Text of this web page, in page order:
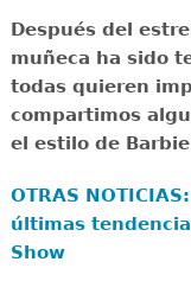
Después del
muñeca ha sido
todas quieren
compartimos
el estilo de
OTRAS
últimas
Show